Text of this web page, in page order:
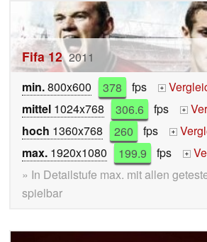
Fifa 12 2011
min.800x600 378 fps +
mittel 1024x768 306.6 fps +
hoch 1360x768 260 fps +
max. 1920x1080 199.9 fps +
» In Detailstufe max. mit allen
spielbar